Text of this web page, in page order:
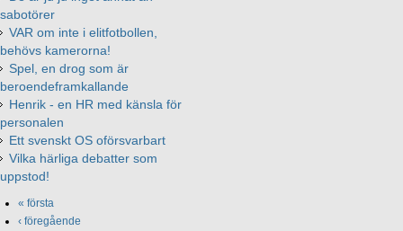
sabotörer
VAR om inte i elitfotbollen,
behövs kamerorna!
Spel, en drog som är
beroendeframkallande
Henrik - en HR med känsla för
personalen
Ett svenskt OS oförsvarbart
Vilka härliga debatter som
uppstod!
« första
‹ föregående